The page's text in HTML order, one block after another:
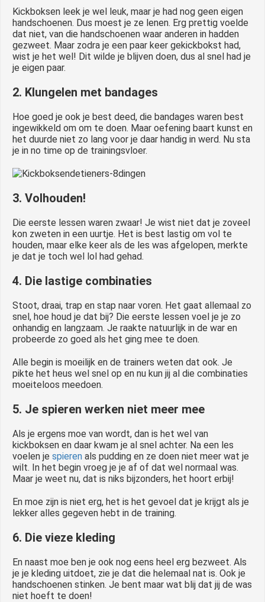
Kickboksen leek je wel leuk, maar je had nog geen eigen
handschoenen. Dus moest je ze lenen. Erg prettig voelde
dat niet, van die handschoenen waar anderen in hadden
gezweet. Maar zodra je een paar keer gekickbokst had,
wist je het wel! Dit wilde je blijven doen, dus al snel had je
je eigen paar.
2. Klungelen met bandages
Hoe goed je ook je best deed, die bandages waren best
ingewikkeld om om te doen. Maar oefening baart kunst en
het duurde niet zo lang voor je daar handig in werd. Nu sta
je in no time op de trainingsvloer.
3. Volhouden!
Die eerste lessen waren zwaar! Je wist niet dat je zoveel
kon zweten in een uurtje. Het is best lastig om vol te
houden, maar elke keer als de les was afgelopen, merkte
je dat je toch wel lol had gehad.
4. Die lastige combinaties
Stoot, draai, trap en stap naar voren. Het gaat allemaal zo
snel, hoe houd je dat bij? Die eerste lessen voel je je zo
onhandig en langzaam. Je raakte natuurlijk in de war en
probeerde zo goed als het ging mee te doen.
Alle begin is moeilijk en de trainers weten dat ook. Je
pikte het heus wel snel op en nu kun jij al die combinaties
moeiteloos meedoen.
5. Je spieren werken niet meer mee
Als je ergens moe van wordt, dan is het wel van
kickboksen en daar kwam je al snel achter. Na een les
voelen je spieren als pudding en ze doen niet meer wat je
wilt. In het begin vroeg je je af of dat wel normaal was.
Maar je weet nu, dat is niks bijzonders, het hoort erbij!
En moe zijn is niet erg, het is het gevoel dat je krijgt als je
lekker alles gegeven hebt in de training.
6. Die vieze kleding
En naast moe ben je ook nog eens heel erg bezweet. Als
je je kleding uitdoet, zie je dat die helemaal nat is. Ook je
handschoenen stinken. Je bent maar wat blij dat jij de was
niet hoeft te doen!